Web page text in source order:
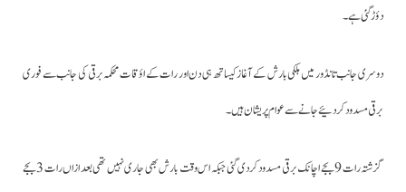
دؤڑگئی ہے۔
دوسری جانب تانڈور میں ہلکی بارش کے آغاز کیساتھ ہی دن اور رات کے اؤقات محکمہ برقی کی جانب سے فوری
برقی مسدود کردئیے جانے سے عوام پریشان ہیں۔
گزشتہ رات 9 بجے اچانک برقی مسدود کردی گئی جبکہ اس وقت بارش بھی جاری نہیں تھی بعد ازاں رات 3 بجے